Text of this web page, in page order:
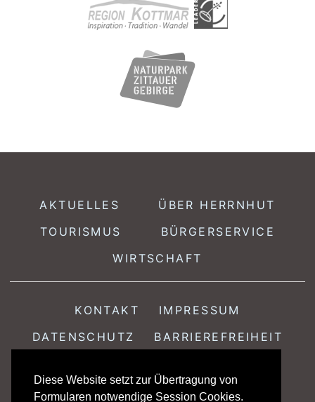
Diese Website setzt zur Übertragung von
Formularen notwendige Session Cookies.
AKTUELLES
ÜBER HERRNHUT
TOURISMUS
BÜRGERSERVICE
WIRTSCHAFT
KONTAKT
IMPRESSUM
DATENSCHUTZ
BARRIEREFREIHEIT
Stadtamt Herrnhut · Löbauer Str. 18 · 02747 Herrnhut